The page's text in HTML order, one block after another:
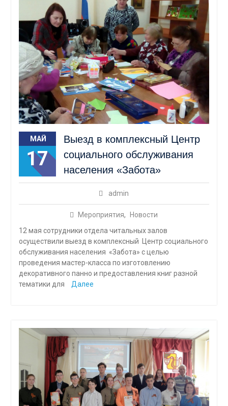
МАЙ
17
Выезд в комплексный Центр
социального обслуживания
населения «Забота»
admin
Мероприятия, Новости
12 мая сотрудники отдела читальных залов
осуществили выезд в комплексный Центр социального
обслуживания населения «Забота» с целью
проведения мастер-класса по изготовлению
декоративного панно и предоставления книг разной
тематики для
Далее